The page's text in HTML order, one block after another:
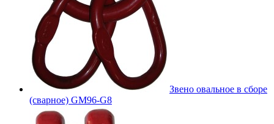
Звено овальное в сборе
(сварное) GM96-G8